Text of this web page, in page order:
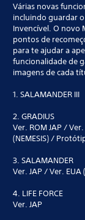
Várias novas
incluindo guardar
Invencível. O novo
pontos de
para te ajudar a
funcionalidade de
imagens de cada
1. SALAMANDER III
2. GRADIUS
Ver. ROM JAP /
(NEMESIS) /
3. SALAMANDER
Ver. JAP / Ver. EUA
4. LIFE FORCE
Ver. JAP